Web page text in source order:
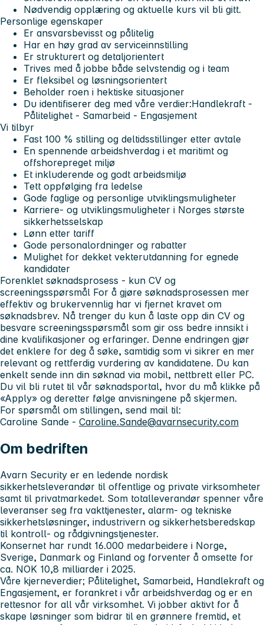
Nødvendig opplæring og aktuelle kurs vil bli gitt.
Personlige egenskaper
Er ansvarsbevisst og pålitelig
Har en høy grad av serviceinnstilling
Er strukturert og detaljorientert
Trives med å jobbe både selvstendig og i team
Er fleksibel og løsningsorientert
Beholder roen i hektiske situasjoner
Du identifiserer deg med våre verdier:Handlekraft -
Pålitelighet - Samarbeid - Engasjement
Vi tilbyr
Fast 100 % stilling og deltidsstillinger etter avtale
En spennende arbeidshverdag i et maritimt og
offshorepreget miljø
Et inkluderende og godt arbeidsmiljø
Tett oppfølging fra ledelse
Gode faglige og personlige utviklingsmuligheter
Karriere- og utviklingsmuligheter i Norges største
sikkerhetsselskap
Lønn etter tariff
Gode personalordninger og rabatter
Mulighet for dekket vekterutdanning for egnede
kandidater
Forenklet søknadsprosess - kun CV og
screeningsspørsmål For å gjøre søknadsprosessen mer
effektiv og brukervennlig har vi fjernet kravet om
søknadsbrev. Nå trenger du kun å laste opp din CV og
besvare screeningsspørsmål som gir oss bedre innsikt i
dine kvalifikasjoner og erfaringer. Denne endringen gjør
det enklere for deg å søke, samtidig som vi sikrer en mer
relevant og rettferdig vurdering av kandidatene. Du kan
enkelt sende inn din søknad via mobil, nettbrett eller PC.
Du vil bli rutet til vår søknadsportal, hvor du må klikke på
«Apply» og deretter følge anvisningene på skjermen.
For spørsmål om stillingen, send mail til:
Caroline Sande - Caroline.Sande@avarnsecurity.com
Om bedriften
Avarn Security er en ledende nordisk
sikkerhetsleverandør til offentlige og private virksomheter
samt til privatmarkedet. Som totalleverandør spenner våre
leveranser seg fra vakttjenester, alarm- og tekniske
sikkerhetsløsninger, industrivern og sikkerhetsberedskap
til kontroll- og rådgivningstjenester.
Konsernet har rundt 16.000 medarbeidere i Norge,
Sverige, Danmark og Finland og forventer å omsette for
ca. NOK 10,8 milliarder i 2025.
Våre kjerneverdier; Pålitelighet, Samarbeid, Handlekraft og
Engasjement, er forankret i vår arbeidshverdag og er en
rettesnor for all vår virksomhet. Vi jobber aktivt for å
skape løsninger som bidrar til en grønnere fremtid, et